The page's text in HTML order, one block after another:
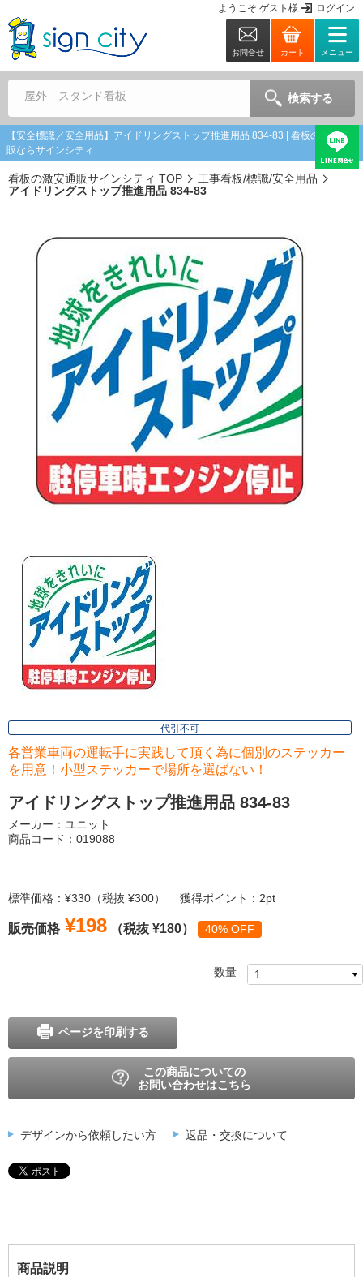
ようこそ ゲスト 様 ログイン
お問合せ カート メニュー
屋外 スタンド看板 検索する
【安全標識／安全用品】アイドリングストップ推進用品 834-83 | 看板の激安通
販ならサインシティ
看板の激安通販サインシティ TOP
工事看板/標識/安全用品
アイドリングストップ推進用品 834-83
代引不可
各営業車両の運転手に実践して頂く為に個別のステッカー
を用意！小型ステッカーで場所を選ばない！
アイドリングストップ推進用品 834-83
メーカー：ユニット
商品コード：019088
標準価格：¥330（税抜 ¥300） 獲得ポイント：2pt
販売価格 ¥198 （税抜 ¥180） 40% OFF
数量
ページを印刷する
この商品についての
お問い合わせはこちら
デザインから依頼したい方 返品・交換について
商品説明